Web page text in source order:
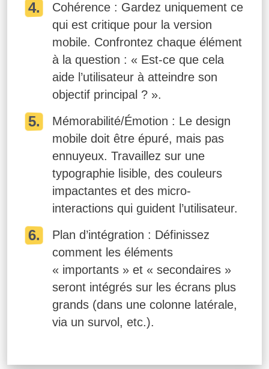
Cohérence : Gardez uniquement ce
qui est critique pour la version
mobile. Confrontez chaque élément
à la question : « Est-ce que cela
aide l’utilisateur à atteindre son
objectif principal ? ».
Mémorabilité/Émotion : Le design
mobile doit être épuré, mais pas
ennuyeux. Travaillez sur une
typographie lisible, des couleurs
impactantes et des micro-
interactions qui guident l’utilisateur.
Plan d’intégration : Définissez
comment les éléments
« importants » et « secondaires »
seront intégrés sur les écrans plus
grands (dans une colonne latérale,
via un survol, etc.).